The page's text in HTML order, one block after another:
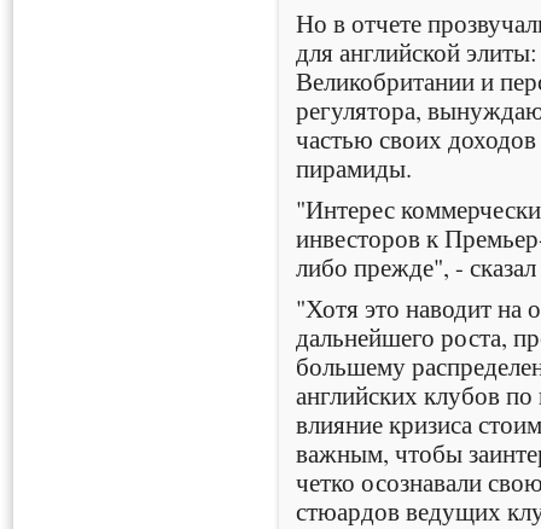
Но в отчете
для английской
Великобритании и
регулятора,
частью своих
пирамиды.
"Интерес
инвесторов к
либо прежде", -
"Хотя это наводит на
дальнейшего роста,
большему
английских клубов
влияние кризиса
важным, чтобы
четко осознавали
стюардов ведущих